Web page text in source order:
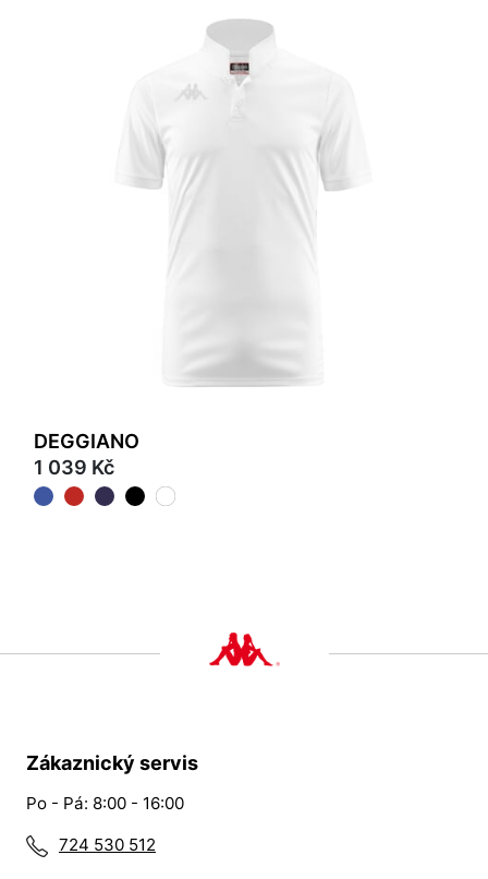
DEGGIANO
1 039 Kč
Zákaznický servis
Po - Pá: 8:00 - 16:00
724 530 512